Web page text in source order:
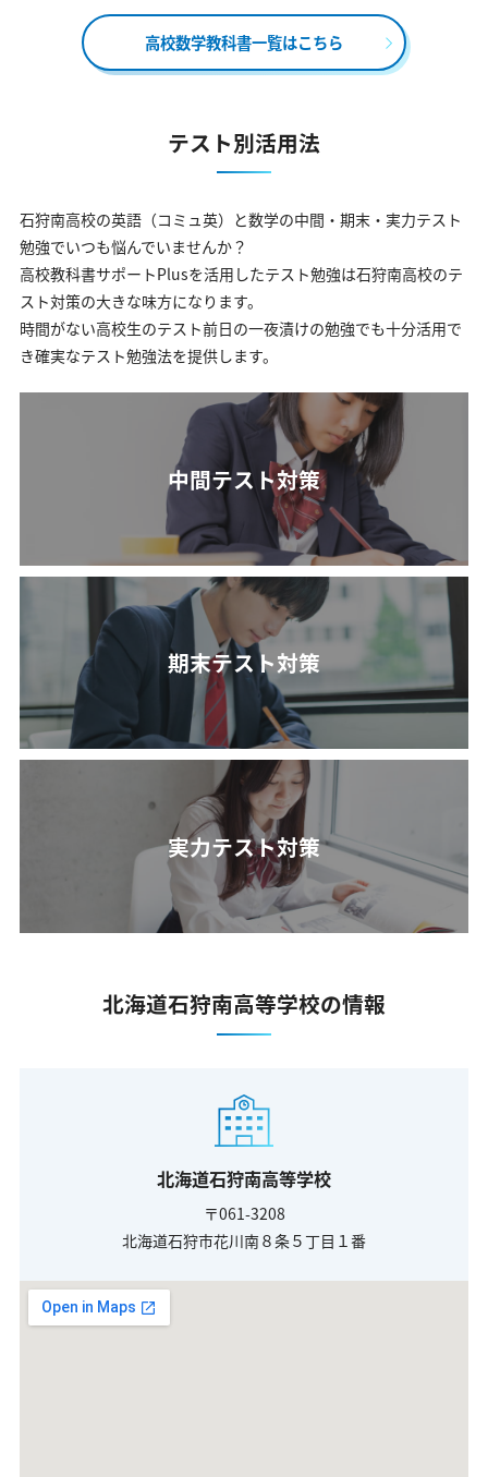
高校数学教科書一覧はこちら
テスト別活用法
石狩南高校の英語（コミュ英）と数学の中間・期末・実力テスト
勉強でいつも悩んでいませんか？
高校教科書サポートPlusを活用したテスト勉強は石狩南高校のテ
スト対策の大きな味方になります。
時間がない高校生のテスト前日の一夜漬けの勉強でも十分活用で
き確実なテスト勉強法を提供します。
中間テスト対策
期末テスト対策
実力テスト対策
北海道石狩南高等学校の情報
北海道石狩南高等学校
〒061-3208
北海道石狩市花川南８条５丁目１番